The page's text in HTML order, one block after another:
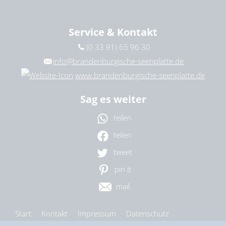
27. August 2026|09:00 – 18:00 Uhr
28. August 2026| 09:00 – 13:00 Uhr
Service & Kontakt
(0 33 91) 65 96 30
info@brandenburgische-seenplatte.de
www.brandenburgische-seenplatte.de
Sag es weiter
teilen
teilen
tweet
pin it
mail
Start Kontakt Impressum Datenschutz